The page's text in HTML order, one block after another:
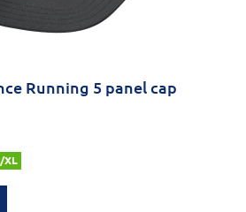
Running 5 panel cap
XL